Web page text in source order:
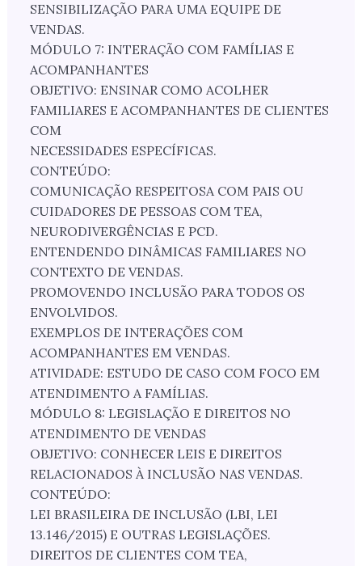
SENSIBILIZAÇÃO PARA UMA EQUIPE DE
VENDAS.
MÓDULO 7: INTERAÇÃO COM FAMÍLIAS E
ACOMPANHANTES
OBJETIVO: ENSINAR COMO ACOLHER
FAMILIARES E ACOMPANHANTES DE CLIENTES
COM
NECESSIDADES ESPECÍFICAS.
CONTEÚDO:
COMUNICAÇÃO RESPEITOSA COM PAIS OU
CUIDADORES DE PESSOAS COM TEA,
NEURODIVERGÊNCIAS E PCD.
ENTENDENDO DINÂMICAS FAMILIARES NO
CONTEXTO DE VENDAS.
PROMOVENDO INCLUSÃO PARA TODOS OS
ENVOLVIDOS.
EXEMPLOS DE INTERAÇÕES COM
ACOMPANHANTES EM VENDAS.
ATIVIDADE: ESTUDO DE CASO COM FOCO EM
ATENDIMENTO A FAMÍLIAS.
MÓDULO 8: LEGISLAÇÃO E DIREITOS NO
ATENDIMENTO DE VENDAS
OBJETIVO: CONHECER LEIS E DIREITOS
RELACIONADOS À INCLUSÃO NAS VENDAS.
CONTEÚDO:
LEI BRASILEIRA DE INCLUSÃO (LBI, LEI
13.146/2015) E OUTRAS LEGISLAÇÕES.
DIREITOS DE CLIENTES COM TEA,